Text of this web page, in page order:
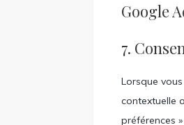
Google
7.
Lorsque
contextuelle
préférences